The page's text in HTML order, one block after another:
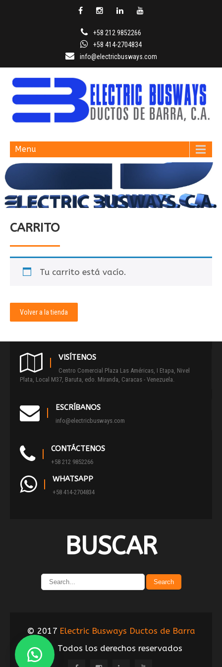
+58 212 9852266
+58 414-2704834
info@electricbusways.com
Menu
CARRITO
Tu carrito está vacío.
Volver a la tienda
VISÍTENOS
Centro Comercial Plaza Las Américas, I Etapa, Nivel
Plata, Local M37, Baruta, edo. Miranda, Caracas - Venezuela.
ESCRÍBANOS
info@electricbusways.com
CONTÁCTENOS
+58 212 9852266
WHATSAPP
+58 414-2704834
BUSCAR
© 2017 Electric Busways Ductos de Barra
C.A. Todos los derechos reservados